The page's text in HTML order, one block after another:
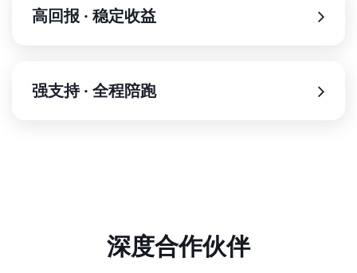
高回报 · 稳定收益
强支持 · 全程陪跑
深度合作伙伴